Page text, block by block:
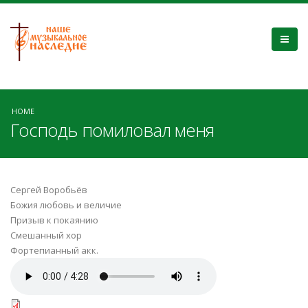
HOME
Господь помиловал меня
Сергей Воробьёв
Божия любовь и величие
Призыв к покаянию
Смешанный хор
Фортепианный акк.
Господь помиловал.mp3